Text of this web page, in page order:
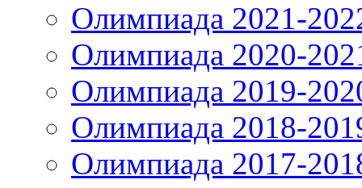
Олимпиада 2021-
Олимпиада 2020-
Олимпиада 2019-
Олимпиада 2018-
Олимпиада 2017-